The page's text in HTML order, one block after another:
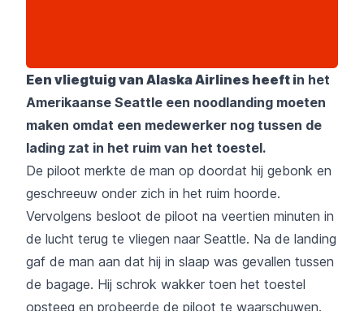
Een vliegtuig van Alaska Airlines heeft in het
Amerikaanse Seattle een noodlanding moeten
maken omdat een medewerker nog tussen de
lading zat in het ruim van het toestel.
De piloot merkte de man op doordat hij gebonk en
geschreeuw onder zich in het ruim hoorde.
Vervolgens besloot de piloot na veertien minuten in
de lucht terug te vliegen naar Seattle. Na de landing
gaf de man aan dat hij in slaap was gevallen tussen
de bagage. Hij schrok wakker toen het toestel
opsteeg en probeerde de piloot te waarschuwen.